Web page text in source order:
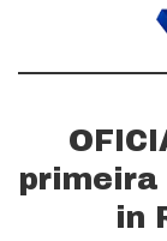
primeira
in